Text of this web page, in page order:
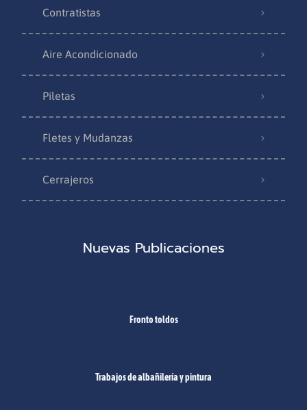
Contratistas
Aire Acondicionado
Piletas
Fletes y Mudanzas
Cerrajeros
Nuevas Publicaciones
Fronto toldos
Trabajos de albañilería y pintura